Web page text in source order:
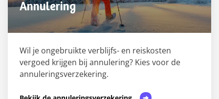
Annulering
Wil je ongebruikte verblijfs- en reiskosten
vergoed krijgen bij annulering? Kies voor de
annuleringsverzekering.